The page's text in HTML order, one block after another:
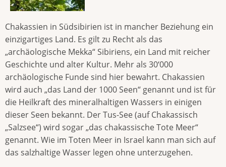
Chakassien in Südsibirien ist in mancher Beziehung ein
einzigartiges Land. Es gilt zu Recht als das
„archäologische Mekka“ Sibiriens, ein Land mit reicher
Geschichte und alter Kultur. Mehr als 30‘000
archäologische Funde sind hier bewahrt. Chakassien
wird auch „das Land der 1000 Seen“ genannt und ist für
die Heilkraft des mineralhaltigen Wassers in einigen
dieser Seen bekannt. Der Tus-See (auf Chakassisch
„Salzsee“) wird sogar „das chakassische Tote Meer“
genannt. Wie im Toten Meer in Israel kann man sich auf
das salzhaltige Wasser legen ohne unterzugehen.